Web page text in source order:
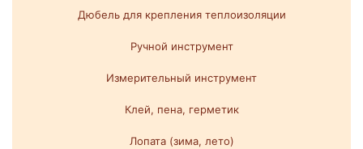
Дюбель для крепления теплоизоляции
Ручной инструмент
Измерительный инструмент
Клей, пена, герметик
Лопата (зима, лето)